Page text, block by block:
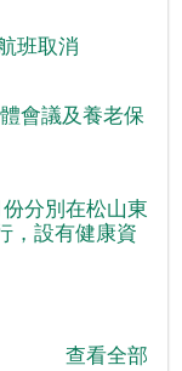
班取消
會議及養老保
分別在松山東
，設有健康資
查看全部